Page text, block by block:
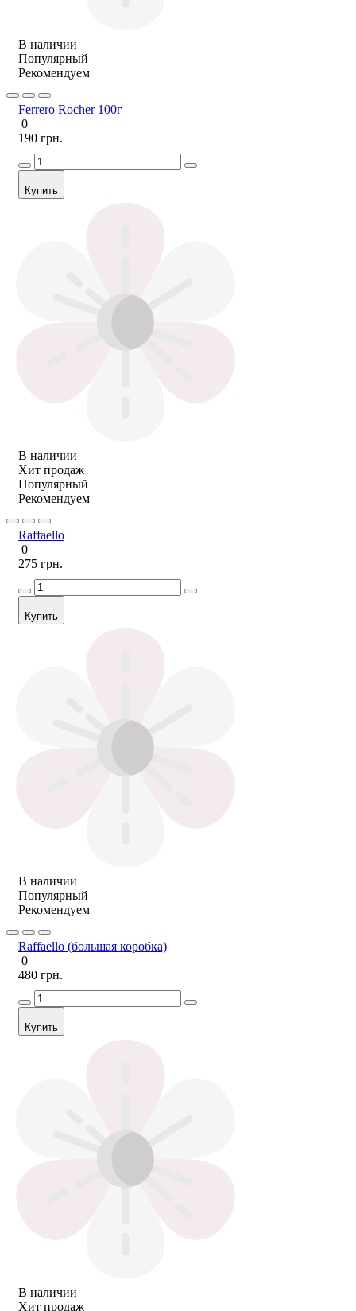
В наличии
Популярный
Рекомендуем
Ferrero Rocher 100г
0
190 грн.
Купить
В наличии
Хит продаж
Популярный
Рекомендуем
Raffaello
0
275 грн.
Купить
В наличии
Популярный
Рекомендуем
Raffaello (большая коробка)
0
480 грн.
Купить
В наличии
Хит продаж